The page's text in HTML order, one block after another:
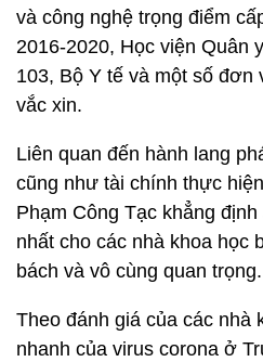
và công nghệ trọng điểm
2016-2020, Học viện Quân
103, Bộ Y tế và một số đơn
vắc xin.
Liên quan đến hành lang
cũng như tài chính thực
Phạm Công Tạc khẳng
nhất cho các nhà khoa học
bách và vô cùng quan trọng.
Theo đánh giá của các nhà
nhanh của virus corona ở